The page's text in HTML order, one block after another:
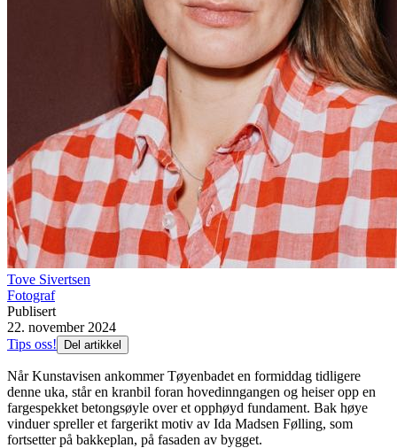
Tove Sivertsen
Fotograf
Publisert
22. november 2024
Tips oss!
Del artikkel
Når Kunstavisen ankommer Tøyenbadet en formiddag tidligere
denne uka, står en kranbil foran hovedinngangen og heiser opp en
fargespekket betongsøyle over et opphøyd fundament. Bak høye
vinduer spreller et fargerikt motiv av Ida Madsen Følling, som
fortsetter på bakkeplan, på fasaden av bygget.